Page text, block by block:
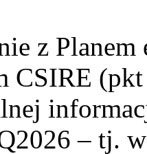
z
CSIRE
– tj.